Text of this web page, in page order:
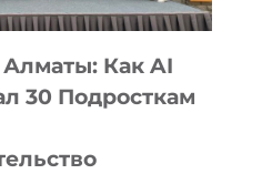
Как AI
30 Подросткам